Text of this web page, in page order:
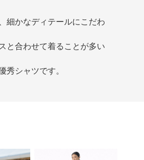
細かなディテールにこだわ
と合わせて着ることが多い
秀シャツです。